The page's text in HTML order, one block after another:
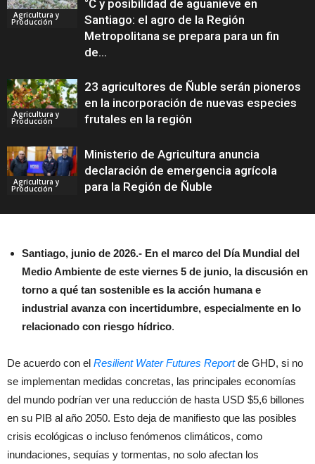
Agricultura y
Producción
°C y posibilidad de aguanieve en
Santiago: el agro de la Región
Metropolitana se prepara para un fin
de...
Agricultura y
Producción
23 agricultores de Ñuble serán pioneros
en la incorporación de nuevas especies
frutales en la región
Agricultura y
Producción
Ministerio de Agricultura anuncia
declaración de emergencia agrícola
para la Región de Ñuble
Santiago, junio de 2026.- En el marco del Día Mundial del
Medio Ambiente de este viernes 5 de junio, la discusión en
torno a qué tan sostenible es la acción humana e
industrial avanza con incertidumbre, especialmente en lo
relacionado con riesgo hídrico.
De acuerdo con el Resilient Water Futures Reportde GHD, si no
se implementan medidas concretas, las principales economías
del mundo podrían ver una reducción de hasta USD $5,6 billones
en su PIB al año 2050. Esto deja de manifiesto que las posibles
crisis ecológicas o incluso fenómenos climáticos, como
inundaciones, sequías y tormentas, no solo afectan los